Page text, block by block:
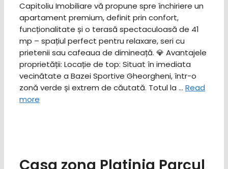
Capitoliu Imobiliare vă propune spre închiriere un
apartament premium, definit prin confort,
funcționalitate și o terasă spectaculoasă de 41
mp – spațiul perfect pentru relaxare, seri cu
prietenii sau cafeaua de dimineață. ​💎 Avantajele
proprietății: ​Locație de top: Situat în imediata
vecinătate a Bazei Sportive Gheorgheni, într-o
zonă verde și extrem de căutată. ​Totul la … Read
more